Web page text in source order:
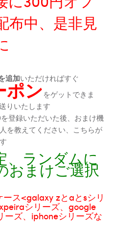
布中、是非見
追加いただければすぐ
ポンをゲットできま
りいたします
登録いただいた後、おまけ機
を教えてください、こちらが
、ランダムに
おまけご選択
ス<galaxy zとaとsシリ
シリーズ、google
ズ、iphoneシリーズな